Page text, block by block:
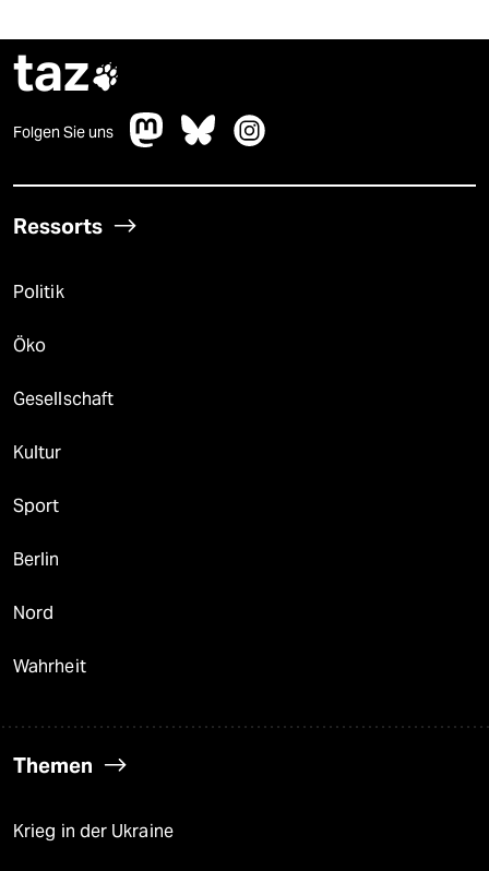
taz
Folgen Sie uns
Ressorts
Politik
Öko
Gesellschaft
Kultur
Sport
Berlin
Nord
Wahrheit
Themen
Krieg in der Ukraine